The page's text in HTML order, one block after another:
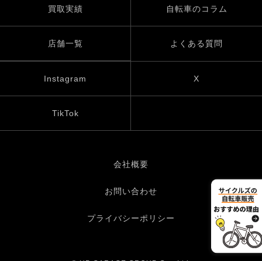
買取実績 自転車のコラム
店舗一覧 よくある質問
Instagram X
TikTok
会社概要
お問い合わせ
プライバシーポリシー